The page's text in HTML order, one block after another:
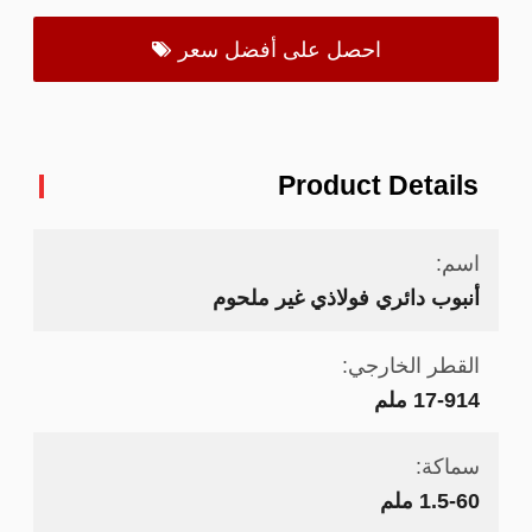
احصل على أفضل سعر
Product Details
اسم:
أنبوب دائري فولاذي غير ملحوم
القطر الخارجي:
17-914 ملم
سماكة:
1.5-60 ملم